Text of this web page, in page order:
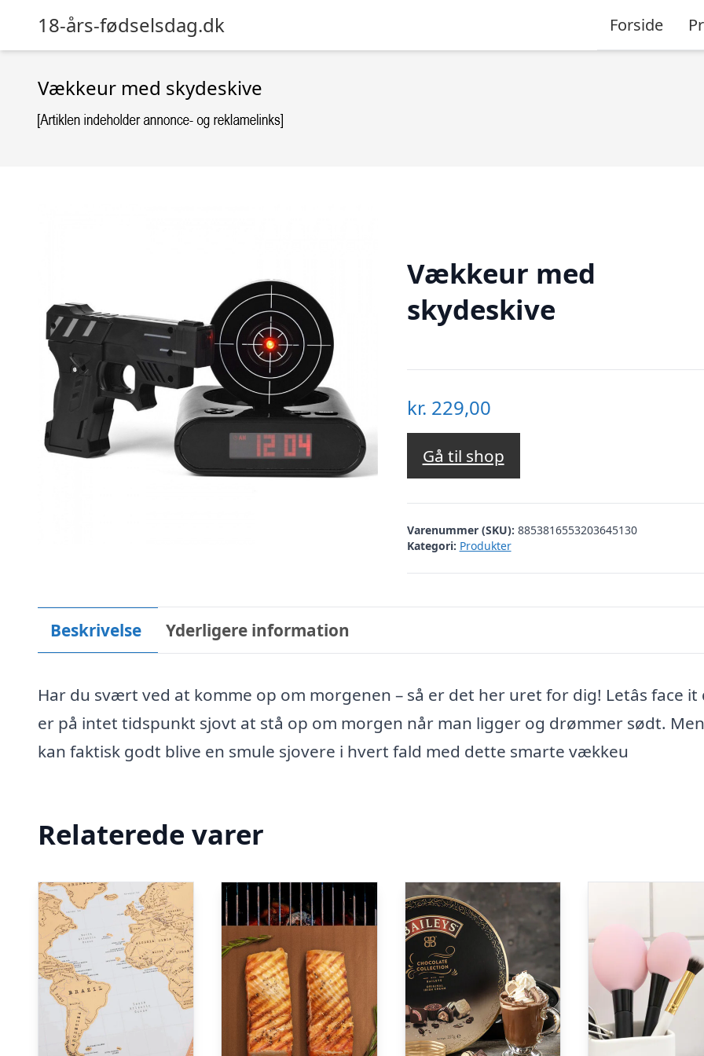
18-års-fødselsdag.dk Forside
Vækkeur med skydeskive
Vækkeur med
skydeskive
kr. 229,00
Gå til shop
Varenummer (SKU): 8853816553203645130
Kategori: Produkter
Beskrivelse Yderligere information
Har du svært ved at komme op om morgenen – så er det her uret for dig! Letâs face it
er på intet tidspunkt sjovt at stå op om morgen når man ligger og drømmer sødt.
kan faktisk godt blive en smule sjovere i hvert fald med dette smarte vækkeu
Relaterede varer